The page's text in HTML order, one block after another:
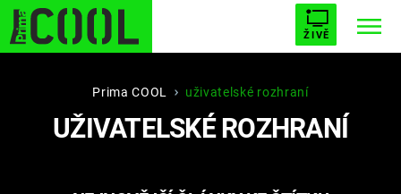
ŽIVĚ
STARHOUSE BUFFY, PŘEMOŽITELKA UPÍRŮ
PLNEJ KOTEL AVENGERS 5
Prima COOL uživatelské rozhraní
UŽIVATELSKÉ ROZHRANÍ